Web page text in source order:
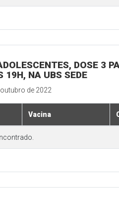
DOSE 3
19H, NA UBS SEDE
de 2022
Vacina